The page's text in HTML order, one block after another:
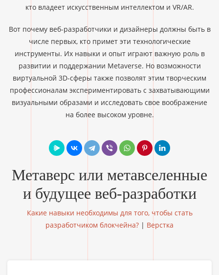
кто владеет искусственным интеллектом и VR/AR.
Вот почему веб-разработчики и дизайнеры должны быть в
числе первых, кто примет эти технологические
инструменты. Их навыки и опыт играют важную роль в
развитии и поддержании Metaverse. Но возможности
виртуальной 3D-сферы также позволят этим творческим
профессионалам экспериментировать с захватывающими
визуальными образами и исследовать свое воображение
на более высоком уровне.
Метаверс или метавселенные
и будущее веб-разработки
Какие навыки необходимы для того, чтобы стать
разработчиком блокчейна? | Верстка